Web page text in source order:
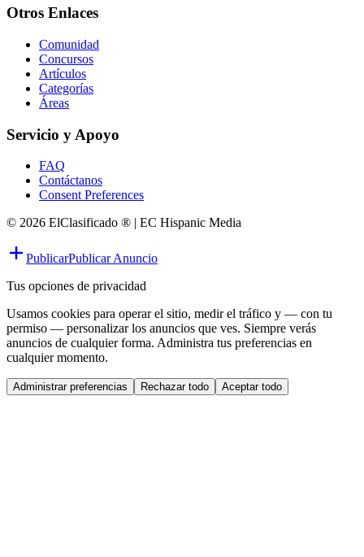
Otros Enlaces
Comunidad
Concursos
Artículos
Categorías
Áreas
Servicio y Apoyo
FAQ
Contáctanos
Consent Preferences
© 2026 ElClasificado ® | EC Hispanic Media
PublicarPublicar Anuncio
Tus opciones de privacidad
Usamos cookies para operar el sitio, medir el tráfico y — con tu
permiso — personalizar los anuncios que ves. Siempre verás
anuncios de cualquier forma. Administra tus preferencias en
cualquier momento.
Administrar preferencias Rechazar todo Aceptar todo